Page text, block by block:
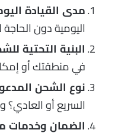
مدى القيادة
اليومية دون
البنية التحتية
في منطقتك أو
نوع الشحن
السريع أو
الضمان وخدمات